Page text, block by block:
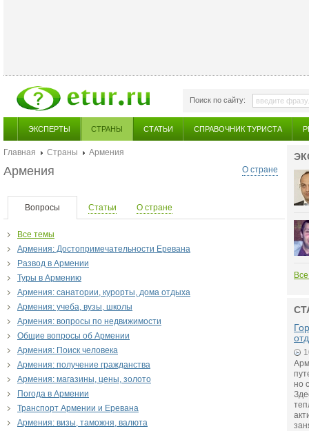
Поиск по сайту:
ЭКСПЕРТЫ СТРАНЫ СТАТЬИ СПРАВОЧНИК ТУРИСТА
Главная Страны
Армения
О стране
Армения
Вопросы Статьи О стране
Все темы
Армения: Достопримечательности Еревана
Развод в Армении
Туры в Армению
Армения: санатории, курорты, дома отдыха
Армения: учеба, вузы, школы
Армения: вопросы по недвижимости
Общие вопросы об Армении
Армения: Поиск человека
Армения: получение гражданства
Армения: магазины, цены, золото
Погода в Армении
Транспорт Армении и Еревана
Армения: визы, таможня, валюта
но